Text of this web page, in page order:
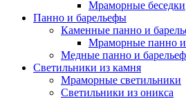
Мраморные беседки
Панно и барельефы
Каменные панно и
Мраморные панно
Медные панно и
Светильники из камня
Мраморные светильники
Светильники из оникса